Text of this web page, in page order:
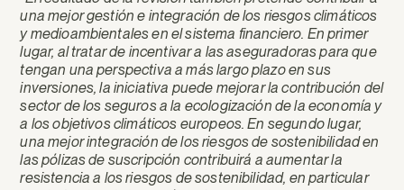
una mejor gestión e integración de los riesgos climáticos
y medioambientales en el sistema financiero. En primer
lugar, al tratar de incentivar a las aseguradoras para que
tengan una perspectiva a más largo plazo en sus
inversiones, la iniciativa puede mejorar la contribución del
sector de los seguros a la ecologización de la economía y
a los objetivos climáticos europeos. En segundo lugar,
una mejor integración de los riesgos de sostenibilidad en
las pólizas de suscripción contribuirá a aumentar la
resistencia a los riesgos de sostenibilidad, en particular